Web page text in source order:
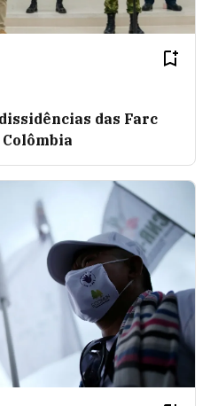
das Farc